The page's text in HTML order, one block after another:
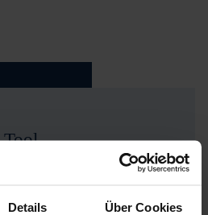
Details Über Cookies
Tool
unterstützt